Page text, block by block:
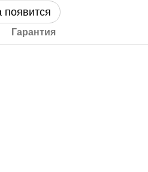
появится
Гарантия